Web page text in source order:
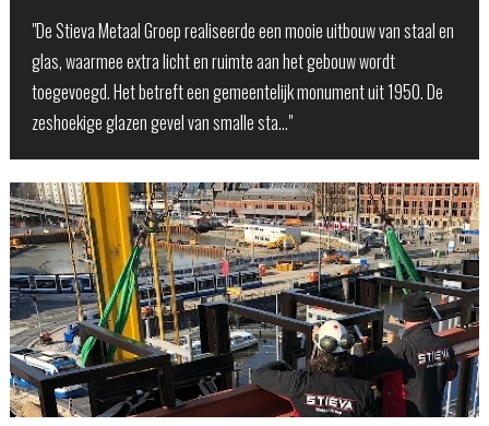
"De Stieva Metaal Groep realiseerde een mooie uitbouw van staal en
glas, waarmee extra licht en ruimte aan het gebouw wordt
toegevoegd. Het betreft een gemeentelijk monument uit 1950. De
zeshoekige glazen gevel van smalle sta…"